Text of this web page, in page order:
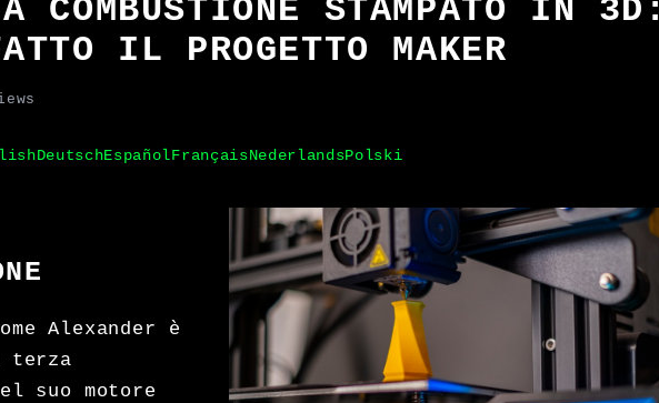
A COMBUSTIONE STAMPATO IN 3D:
IL PROGETTO MAKER
DeutschEspañolFrançaisNederlandsPolski
Alexander è
terza
suo motore